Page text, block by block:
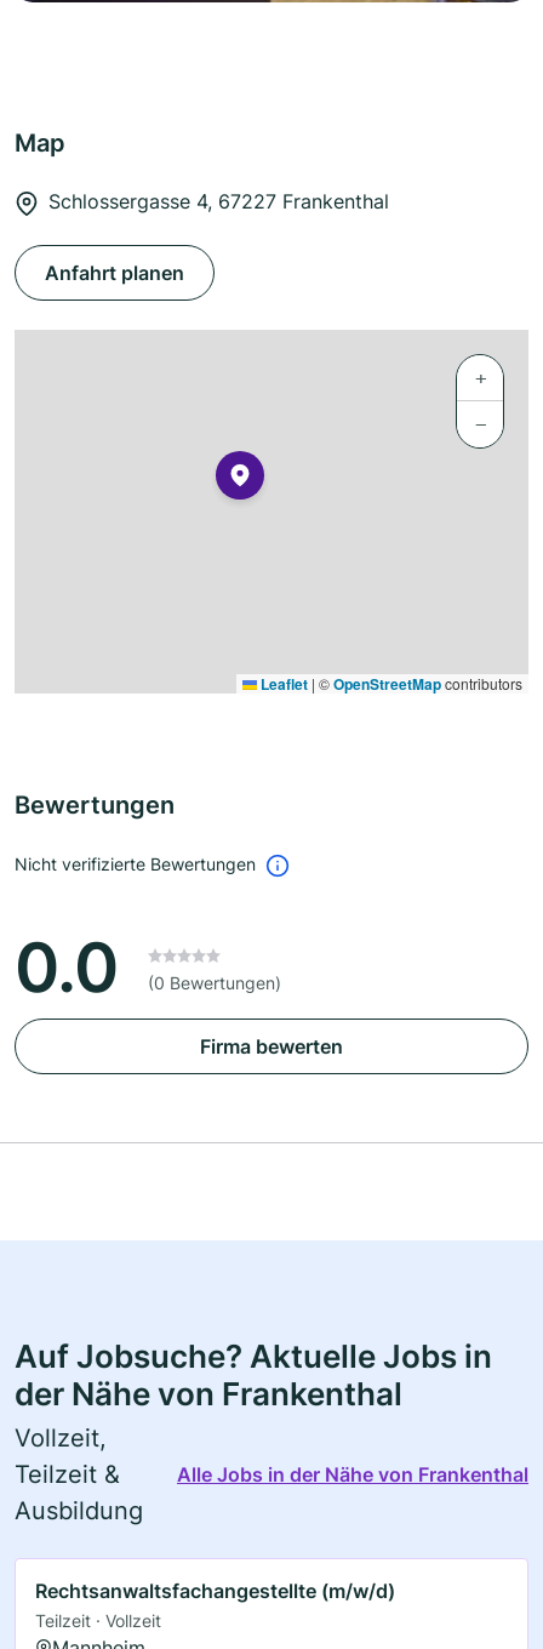
Map
Schlossergasse 4, 67227 Frankenthal
Anfahrt planen
+
−
Leaflet | ©OpenStreetMapcontributors
Bewertungen
Nicht verifizierte Bewertungen
0.0 (0 Bewertungen)
Firma bewerten
Auf Jobsuche? Aktuelle Jobs in
der Nähe von Frankenthal
Vollzeit,
Teilzeit &
Ausbildung
Alle Jobs in der Nähe von Frankenthal
Rechtsanwaltsfachangestellte (m/w/d)
Teilzeit · Vollzeit